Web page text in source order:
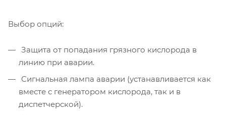
Выбор опций:
Защита от попадания грязного кислорода в
линию при аварии.
Сигнальная лампа аварии (устанавливается как
вместе с генератором кислорода, так и в
диспетчерской).